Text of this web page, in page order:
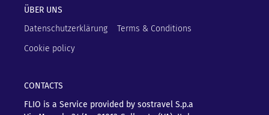
ÜBER UNS
Datenschutzerklärung
Terms & Conditions
Cookie policy
CONTACTS
FLIO is a Service provided by sostravel S.p.a